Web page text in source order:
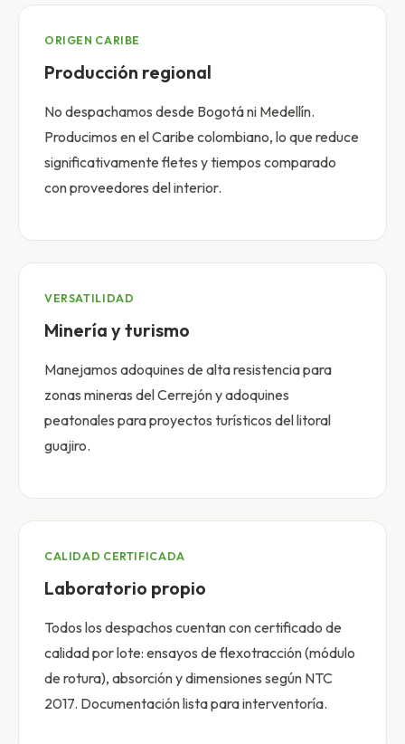
ORIGEN CARIBE
Producción regional
No despachamos desde Bogotá ni Medellín.
Producimos en el Caribe colombiano, lo que reduce
significativamente fletes y tiempos comparado
con proveedores del interior.
VERSATILIDAD
Minería y turismo
Manejamos adoquines de alta resistencia para
zonas mineras del Cerrejón y adoquines
peatonales para proyectos turísticos del litoral
guajiro.
CALIDAD CERTIFICADA
Laboratorio propio
Todos los despachos cuentan con certificado de
calidad por lote: ensayos de flexotracción (módulo
de rotura), absorción y dimensiones según NTC
2017. Documentación lista para interventoría.